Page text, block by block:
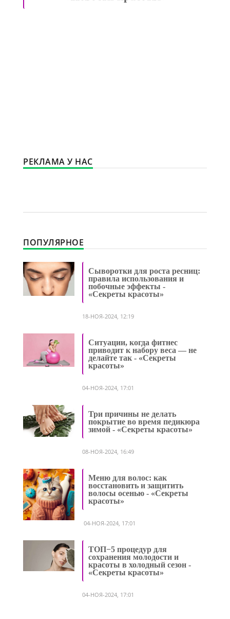
РЕКЛАМА У НАС
ПОПУЛЯРНОЕ
Сыворотки для роста ресниц:
правила использования и
побочные эффекты -
«Секреты красоты»
18-НОЯ-2024, 12:19
Ситуации, когда фитнес
приводит к набору веса — не
делайте так - «Секреты
красоты»
04-НОЯ-2024, 17:01
Три причины не делать
покрытие во время педикюра
зимой - «Секреты красоты»
08-НОЯ-2024, 16:49
Меню для волос: как
восстановить и защитить
волосы осенью - «Секреты
красоты»
04-НОЯ-2024, 17:01
ТОП−5 процедур для
сохранения молодости и
красоты в холодный сезон -
«Секреты красоты»
04-НОЯ-2024, 17:01